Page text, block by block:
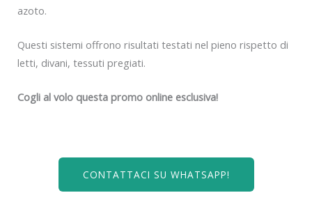
azoto.
Questi sistemi offrono risultati testati nel pieno rispetto di
letti, divani, tessuti pregiati.
Cogli al volo questa promo online esclusiva!
CONTATTACI SU WHATSAPP!